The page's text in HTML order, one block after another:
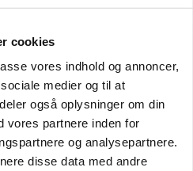
cookies
vores indhold og annoncer,
medier og til at
også oplysninger om din
vores partnere inden for
og analysepartnere.
disse data med andre